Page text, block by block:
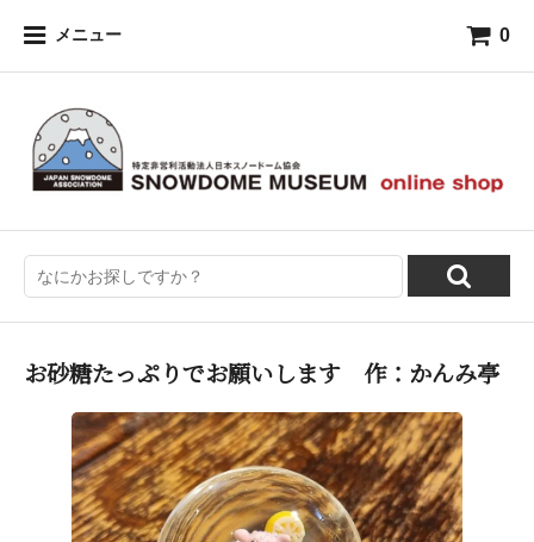
メニュー 0
お砂糖たっぷりでお願いします 作：かんみ亭